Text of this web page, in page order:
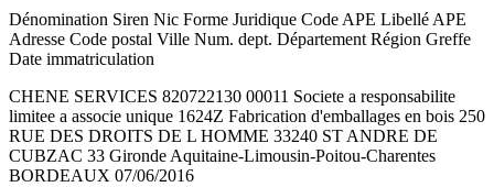
Dénomination Siren Nic Forme Juridique Code APE Libellé APE
Adresse Code postal Ville Num. dept. Département Région Greffe
Date immatriculation
CHENE SERVICES 820722130 00011 Societe a responsabilite
limitee a associe unique 1624Z Fabrication d'emballages en bois 250
RUE DES DROITS DE L HOMME 33240 ST ANDRE DE
CUBZAC 33 Gironde Aquitaine-Limousin-Poitou-Charentes
BORDEAUX 07/06/2016